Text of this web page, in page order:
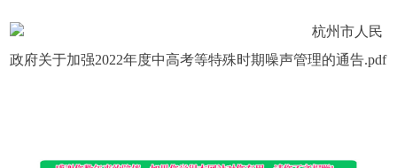
杭州市人民
政府关于加强2022年度中高考等特殊时期噪声管理的通告.pdf